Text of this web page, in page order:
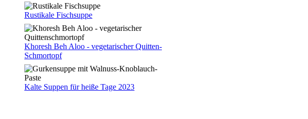
Rustikale Fischsuppe
Khoresh Beh Aloo - vegetarischer Quitten-
Schmortopf
Kalte Suppen für heiße Tage 2023